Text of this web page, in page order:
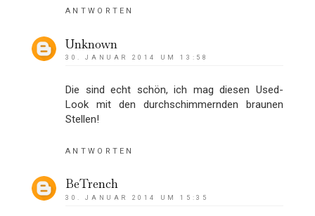
ANTWORTEN
Unknown
30. JANUAR 2014 UM 13:58
Die sind echt schön, ich mag diesen Used-
Look mit den durchschimmernden braunen
Stellen!
ANTWORTEN
BeTrench
30. JANUAR 2014 UM 15:35